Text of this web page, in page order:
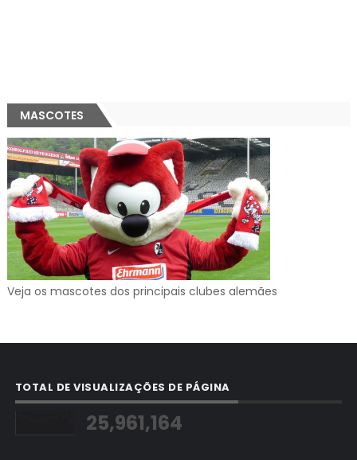
MASCOTES
Veja os mascotes dos principais clubes alemães
TOTAL DE VISUALIZAÇÕES DE PÁGINA
25,961,164